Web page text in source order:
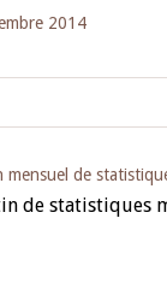
2014
mensuel de
de statistiques